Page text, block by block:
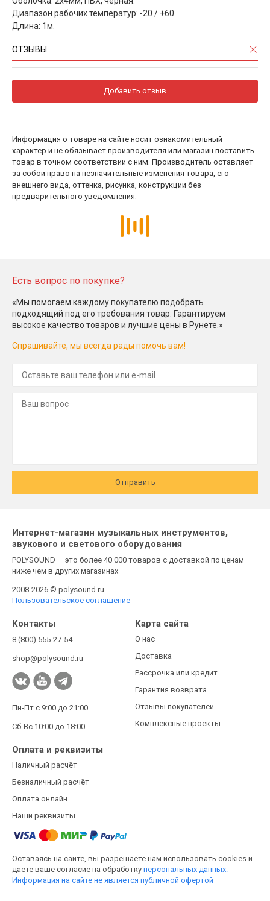
Диапазон рабочих температур: -20 / +60.
Длина: 1м.
ОТЗЫВЫ
Добавить отзыв
Информация о товаре на сайте носит ознакомительный
характер и не обязывает производителя или магазин поставить
товар в точном соответствии с ним. Производитель оставляет
за собой право на незначительные изменения товара, его
внешнего вида, оттенка, рисунка, конструкции без
предварительного уведомления.
Есть вопрос по покупке?
«Мы помогаем каждому покупателю подобрать
подходящий под его требования товар. Гарантируем
высокое качество товаров и лучшие цены в Рунете.»
Спрашивайте, мы всегда рады помочь вам!
Отправить
Интернет-магазин музыкальных инструментов,
звукового и светового оборудования
POLYSOUND — это более 40 000 товаров с доставкой по ценам
ниже чем в других магазинах
2008-2026 © polysound.ru
Пользовательское соглашение
Контакты
8 (800) 555-27-54
shop@polysound.ru
Пн-Пт с 9:00 до 21:00
Сб-Вс 10:00 до 18:00
Карта сайта
О нас
Доставка
Рассрочка или кредит
Гарантия возврата
Отзывы покупателей
Комплексные проекты
Оплата и реквизиты
Наличный расчёт
Безналичный расчёт
Оплата онлайн
Наши реквизиты
Оставаясь на сайте, вы разрешаете нам использовать cookies и
даете ваше согласие на обработку персональных данных.
Информация на сайте не является публичной офертой